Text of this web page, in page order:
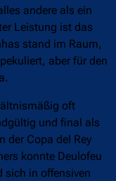
andere als ein
Leistung ist das
stand im Raum,
aber für den
oft
und final als
der Copa del Rey
konnte Deulofeu
sich in offensiven